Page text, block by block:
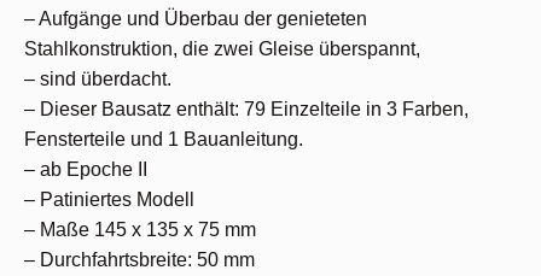
– Aufgänge und Überbau der genieteten
Stahlkonstruktion, die zwei Gleise überspannt,
– sind überdacht.
– Dieser Bausatz enthält: 79 Einzelteile in 3 Farben,
Fensterteile und 1 Bauanleitung.
– ab Epoche II
– Patiniertes Modell
– Maße 145 x 135 x 75 mm
– Durchfahrtsbreite: 50 mm